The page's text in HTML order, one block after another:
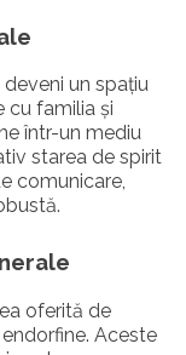
un spațiu
cu familia și
într-un mediu
starea de spirit
comunicare,
oferită de
Aceste